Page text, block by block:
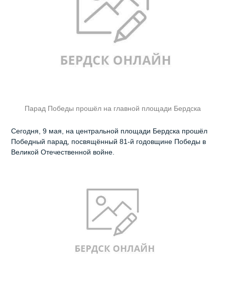
Парад Победы прошёл на главной площади Бердска
Сегодня, 9 мая, на центральной площади Бердска прошёл
Победный парад, посвящённый 81-й годовщине Победы в
Великой Отечественной войне.